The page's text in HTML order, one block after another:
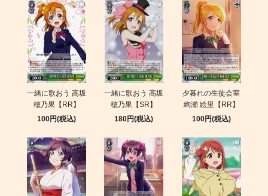
一緒に歌おう 高坂
穂乃果【RR】
100円(税込)
一緒に歌おう 高坂
穂乃果【SR】
180円(税込)
夕暮れの生徒会室
絢瀬 絵里【RR】
100円(税込)